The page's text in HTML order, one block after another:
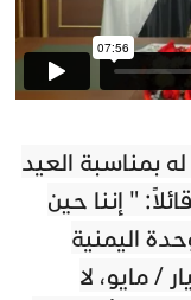
بمناسبة العيد
" إننا حين
اليمنية
/ مايو، لا